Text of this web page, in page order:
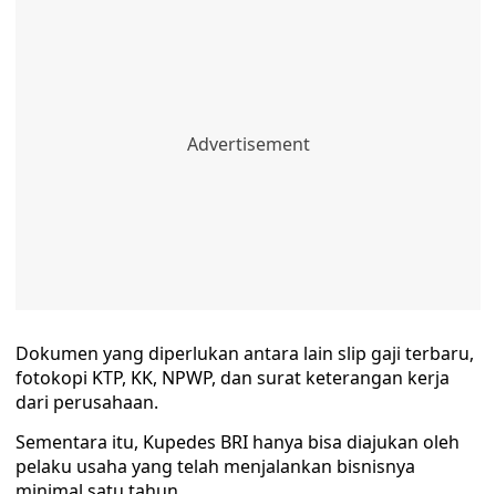
Dokumen yang diperlukan antara lain slip gaji terbaru,
fotokopi KTP, KK, NPWP, dan surat keterangan kerja
dari perusahaan.
Sementara itu, Kupedes BRI hanya bisa diajukan oleh
pelaku usaha yang telah menjalankan bisnisnya